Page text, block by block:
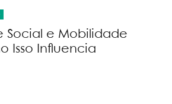
Social e Mobilidade
Isso Influencia